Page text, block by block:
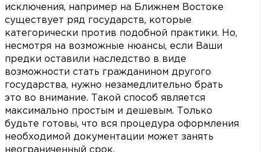
исключения, например на Ближнем Востоке
существует ряд государств, которые
категорически против подобной практики. Но,
несмотря на возможные нюансы, если Ваши
предки оставили наследство в виде
возможности стать гражданином другого
государства, нужно незамедлительно брать
это во внимание. Такой способ является
максимально простым и дешевым. Только
будьте готовы, что вся процедура оформления
необходимой документации может занять
неограниченный срок.